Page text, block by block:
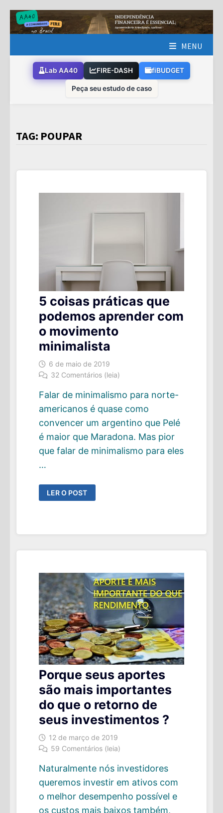
Skip
to
MENU
Lab AA40 FIRE-DASH fiBUDGET
Peça seu estudo de caso
TAG: POUPAR
5 coisas práticas que
podemos aprender com
o movimento
minimalista
6 de maio de 2019
32 Comentários (leia)
Falar de minimalismo para norte-
americanos é quase como
convencer um argentino que Pelé
é maior que Maradona. Mas pior
que falar de minimalismo para eles
…
5
COISAS
PRÁTICAS
O
MINIMALISTA
LER O POST
Porque seus aportes
são mais importantes
do que o retorno de
seus investimentos ?
12 de março de 2019
59 Comentários (leia)
Naturalmente nós investidores
queremos investir em ativos com
o melhor desempenho possível e
os custos mais baixos também,